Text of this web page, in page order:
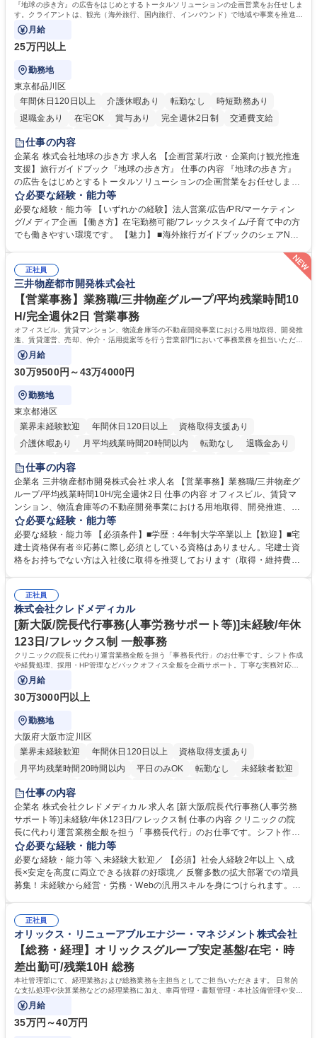
『地球の歩き方』の広告をはじめとするトータルソリューションの企画営業をお任せしま
す。クライアントは、観光（海外旅行、国内旅行、インバウンド）で地域や事業を推進し
たい国内外の行政や企業です。
月給
25万円以上
勤務地
東京都品川区
年間休日120日以上
介護休暇あり 転勤なし
時短勤務あり
退職金あり
在宅OK 賞与あり 完全週休2日制
交通費支給
駅近5分以内
仕事の内容
企業名 株式会社地球の歩き方 求人名 【企画営業/行政・企業向け観光推進
支援】旅行ガイドブック『地球の歩き方』 仕事の内容 『地球の歩き方』
の広告をはじめとするトータルソリューションの企画営業をお任せしま
す。クライアントは、観光（海外旅行、国内旅行、インバウンド）で地域
や事業を推進したい国内外の行政や企業です。 【業務詳細】■『地球の歩
き方』は海外旅行ガイドブックのNo.1ブランドであり、国内旅行において
も牽引しております。観光推進支援においても、業界を牽引する意欲的な
国策事業です。「GOOD LUCK TRIP」は、海外旅行ガイドブックと同様
に、インバウンドのトップブランドに成長しております■旅が業務であ
り、日常です。旅好きにはこれ以上ない環境です 募集職種 【企画営業/行
政・企業向け観光推進支援】旅行ガイドブック『地球の歩き方』
必要な経験・能力等
必要な経験・能力等 【いずれかの経験】法人営業/広告/PR/マーケティン
グ/メディア企画 【働き方】在宅勤務可能/フレックスタイム/子育て中の方
でも働きやすい環境です。 【魅力】 ■海外旅行ガイドブックのシェアNo.1
ることが可能です。 ■国内旅行ガイドブックは立ち上げ間もない新規事業
であり、「地球の歩き方」としてどう取り組むか、共に形を作るコアメン
バーとして活躍いただきます。 学歴・資格 学歴：大学院 大学 語学力： 資
格：
正社員
三井物産都市開発株式会社
【営業事務】業務職/三井物産グループ/平均残業時間10
H/完全週休2日 営業事務
オフィスビル、賃貸マンション、物流倉庫等の不動産開発事業における用地取得、開発推
進、賃貸運営、売却、仲介・活用提案等を行う営業部門において事務業務を担当いただき
ます。
月給
30万9500円～43万4000円
勤務地
東京都港区
業界未経験歓迎
年間休日120日以上
資格取得支援あり
介護休暇あり
月平均残業時間20時間以内 転勤なし
退職金あり
在宅OK
賞与あり
駅近5分以内
土日祝休み 寮・社宅あり
仕事の内容
企業名 三井物産都市開発株式会社 求人名 【営業事務】業務職/三井物産グ
ループ/平均残業時間10H/完全週休2日 仕事の内容 オフィスビル、賃貸マ
ンション、物流倉庫等の不動産開発事業における用地取得、開発推進、賃
貸運営、売却、仲介・活用提案等を行う営業部門において事務業務を担当
いただきます。 【詳細】・契約書管理、契約書製本、捺印対応、ファイリ
ング、登記簿取得、調書取得・支払業務（各種費用支払、支払管理、請
求・支払データ登録、取引先マスター申請対応）・予算作成及び予実管
の他に担当頂く業務が発生する場合があります。 募集職種 【営業事務】
業務職/三井物産グループ/平均残業時間10H/完全週休2日
必要な経験・能力等
必要な経験・能力等 【必須条件】■学歴：4年制大学卒業以上【歓迎】■宅
建士資格保有者※応募に際し必須としている資格はありません。宅建士資
格をお持ちでない方は入社後に取得を推奨しております（取得・維持費用
ション力がある方。 ・チャレンジを厭わず、粘り強く業務に取り組める
方。多様な関係者と謙虚に信頼関係を構築でき、期限を意識したスケジュ
ール管理が出来る方。※将来的に他部署（営業部門、コーポレート部門）
へのジョブローテーションの可能性があります。 学歴・資格 学歴：大学
院 大学 語学力： 資格：宅地建物取引士
正社員
株式会社クレドメディカル
[新大阪/院長代行事務(人事労務サポート等)]未経験/年休
123日/フレックス制 一般事務
クリニックの院長に代わり運営業務全般を担う「事務長代行」のお仕事です。シフト作成
や経費処理、採用・HP管理などバックオフィス全般を企画サポート。丁寧な実務対応で
現場を支え、専門スキルを構築できます。
月給
30万3000円以上
勤務地
大阪府大阪市淀川区
業界未経験歓迎
年間休日120日以上
資格取得支援あり
月平均残業時間20時間以内
平日のみOK 転勤なし
未経験者歓迎
住宅手当あり
交通費支給
駅近5分以内 土日祝休み 昼食補助あり
仕事の内容
企業名 株式会社クレドメディカル 求人名 [新大阪/院長代行事務(人事労務
サポート等)]未経験/年休123日/フレックス制 仕事の内容 クリニックの院
長に代わり運営業務全般を担う「事務長代行」のお仕事です。シフト作成
や経費処理、採用・HP管理などバックオフィス全般を企画サポート。丁
寧な実務対応で現場を支え、専門スキルを構築できます。 当社の開業医支
援のコンサルタントと連携し、開業後クリニックのバックオフィス全般を
担当します。 ＼具体的には／ ■スタッフのシフト作成、日々の経費処理 ■
です。基本は社内勤務でクリニック訪問はほとんどありません。 募集職種
[新大阪/院長代行事務(人事労務サポート等)]未経験/年休123日/フレックス
制
必要な経験・能力等
必要な経験・能力等 ＼未経験大歓迎／ 【必須】社会人経験2年以上 ＼成
長×安定を高度に両立できる抜群の好環境／ 反響多数の拡大部署での増員
募集！未経験から経営・労務・Webの汎用スキルを身につけられます。初
すさも抜群。転勤なしの新大阪本社勤務で、安定した事業基盤のもと腰を
据えて長期的キャリアを構築できます。 学歴・資格 学歴：大学院 大学 語
学力： 資格：
正社員
オリックス・リニューアブルエナジー・マネジメント株式会社
【総務・経理】オリックスグループ安定基盤/在宅・時
差出勤可/残業10H 総務
本社管理部にて、経理業務および総務業務を主担当としてご担当いただきます。 日常的
な支払処理や決算業務などの経理業務に加え、車両管理・書類管理・本社設備管理や安全
対策など幅広い総務業務もお任せします。
月給
35万円～40万円